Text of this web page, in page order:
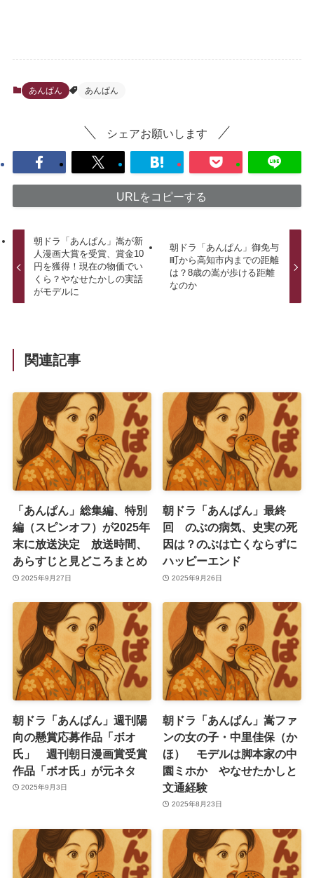
あんぱん あんぱん
シェアお願いします
URLをコピーする
朝ドラ「あんぱん」嵩が新
人漫画大賞を受賞、賞金10
円を獲得！現在の物価でい
くら？やなせたかしの実話
がモデルに
朝ドラ「あんぱん」御免与
町から高知市内までの距離
は？8歳の嵩が歩ける距離
なのか
関連記事
「あんぱん」総集編、特別
編（スピンオフ）が2025年
末に放送決定 放送時間、
あらすじと見どころまとめ
2025年9月27日
朝ドラ「あんぱん」最終
回 のぶの病気、史実の死
因は？のぶは亡くならずに
ハッピーエンド
2025年9月26日
朝ドラ「あんぱん」週刊陽
向の懸賞応募作品「ボオ
氏」 週刊朝日漫画賞受賞
作品「ボオ氏」が元ネタ
2025年9月3日
朝ドラ「あんぱん」嵩ファ
ンの女の子・中里佳保（か
ほ） モデルは脚本家の中
園ミホか やなせたかしと
文通経験
2025年8月23日